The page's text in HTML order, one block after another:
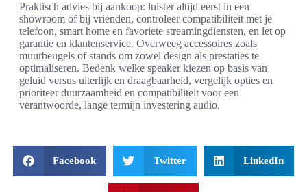
Praktisch advies bij aankoop: luister altijd eerst in een
showroom of bij vrienden, controleer compatibiliteit met je
telefoon, smart home en favoriete streamingdiensten, en let op
garantie en klantenservice. Overweeg accessoires zoals
muurbeugels of stands om zowel design als prestaties te
optimaliseren. Bedenk welke speaker kiezen op basis van
geluid versus uiterlijk en draagbaarheid, vergelijk opties en
prioriteer duurzaamheid en compatibiliteit voor een
verantwoorde, lange termijn investering audio.
Facebook Twitter LinkedIn